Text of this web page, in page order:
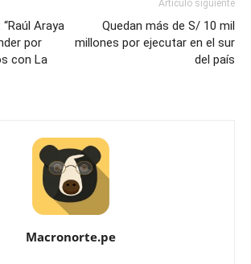
Araya
por
con La
Artículo siguiente
Quedan más de S/ 10 mil
millones por ejecutar en el sur
del país
Macronorte.pe